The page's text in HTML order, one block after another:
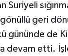
Suriyeli
geri
gününde de
devam etti.